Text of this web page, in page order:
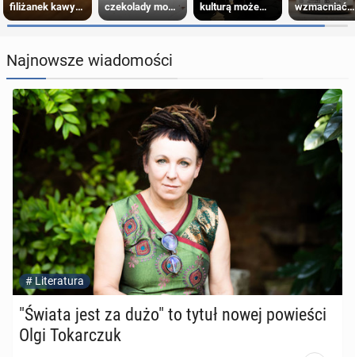
filiżanek kawy
dziennie jest
dorosłych
czekolady może
ułatwiać trening
kulturą może
spowalniać
wzmacniać
odporność
Najnowsze wiadomości
# Literatura
"Świata jest za dużo" to tytuł nowej po­wie­ści
Olgi To­kar­czuk